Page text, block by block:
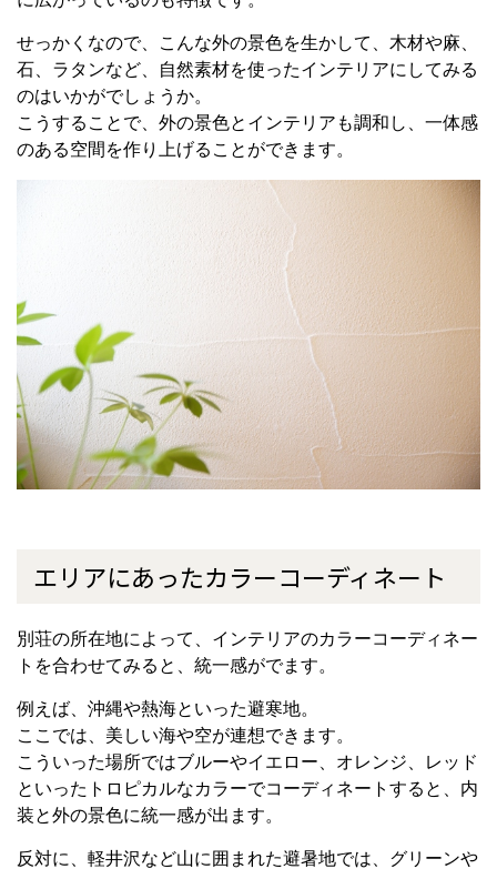
せっかくなので、こんな外の景色を生かして、木材や麻、
石、ラタンなど、自然素材を使ったインテリアにしてみる
のはいかがでしょうか。
こうすることで、外の景色とインテリアも調和し、一体感
のある空間を作り上げることができます。
エリアにあったカラーコーディネート
別荘の所在地によって、インテリアのカラーコーディネー
トを合わせてみると、統一感がでます。
例えば、沖縄や熱海といった避寒地。
ここでは、美しい海や空が連想できます。
こういった場所ではブルーやイエロー、オレンジ、レッド
といったトロピカルなカラーでコーディネートすると、内
装と外の景色に統一感が出ます。
反対に、軽井沢など山に囲まれた避暑地では、グリーンや